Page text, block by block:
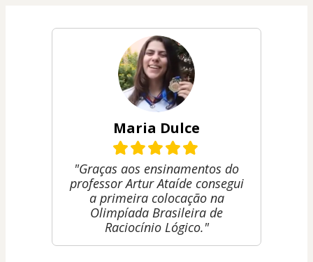
Maria Dulce
"Graças aos ensinamentos do
professor Artur Ataíde consegui
a primeira colocação na
Olimpíada Brasileira de
Raciocínio Lógico."